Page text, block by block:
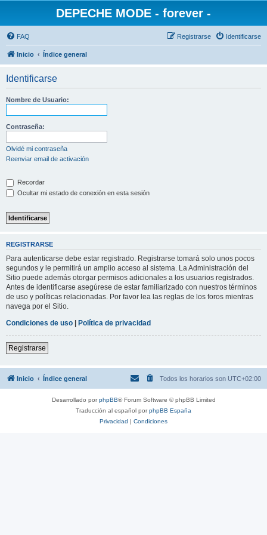
DEPECHE MODE - forever -
FAQ Identificarse
Registrarse
Inicio Índice general
Identificarse
Nombre de Usuario:
Contraseña:
Olvidé mi contraseña
Reenviar email de activación
Recordar
Ocultar mi estado de conexión en esta sesión
REGISTRARSE
Para autenticarse debe estar registrado. Registrarse tomará solo unos pocos
segundos y le permitirá un amplio acceso al sistema. La Administración del
Sitio puede además otorgar permisos adicionales a los usuarios registrados.
Antes de identificarse asegúrese de estar familiarizado con nuestros términos
de uso y políticas relacionadas. Por favor lea las reglas de los foros mientras
navega por el Sitio.
Condiciones de uso | Política de privacidad
Registrarse
Inicio Índice general Todos los horarios son UTC+02:00
Desarrollado porphpBB® Forum Software © phpBB Limited
Traducción al español porphpBB España
Privacidad | Condiciones